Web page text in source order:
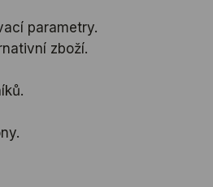
parametry.
zboží.